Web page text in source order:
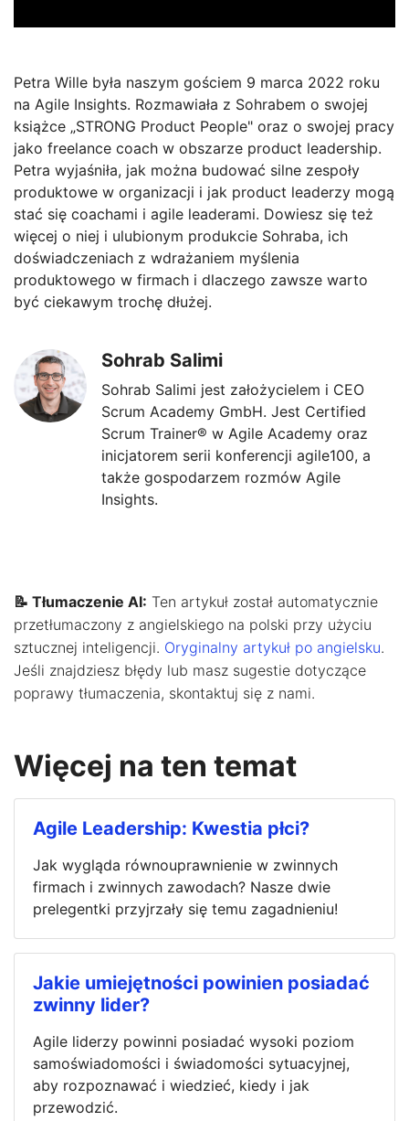
Petra Wille była naszym gościem 9 marca 2022 roku
na Agile Insights. Rozmawiała z Sohrabem o swojej
książce „STRONG Product People" oraz o swojej pracy
jako freelance coach w obszarze product leadership.
Petra wyjaśniła, jak można budować silne zespoły
produktowe w organizacji i jak product leaderzy mogą
stać się coachami i agile leaderami. Dowiesz się też
więcej o niej i ulubionym produkcie Sohraba, ich
doświadczeniach z wdrażaniem myślenia
produktowego w firmach i dlaczego zawsze warto
być ciekawym trochę dłużej.
Sohrab Salimi
Sohrab Salimi jest założycielem i CEO
Scrum Academy GmbH. Jest Certified
Scrum Trainer® w Agile Academy oraz
inicjatorem serii konferencji agile100, a
także gospodarzem rozmów Agile
Insights.
📝 Tłumaczenie AI: Ten artykuł został automatycznie
przetłumaczony z angielskiego na polski przy użyciu
sztucznej inteligencji. Oryginalny artykuł po angielsku.
Jeśli znajdziesz błędy lub masz sugestie dotyczące
poprawy tłumaczenia, skontaktuj się z nami.
Więcej na ten temat
Agile Leadership: Kwestia płci?
Jak wygląda równouprawnienie w zwinnych
firmach i zwinnych zawodach? Nasze dwie
prelegentki przyjrzały się temu zagadnieniu!
Jakie umiejętności powinien posiadać
zwinny lider?
Agile liderzy powinni posiadać wysoki poziom
samoświadomości i świadomości sytuacyjnej,
aby rozpoznawać i wiedzieć, kiedy i jak
przewodzić.